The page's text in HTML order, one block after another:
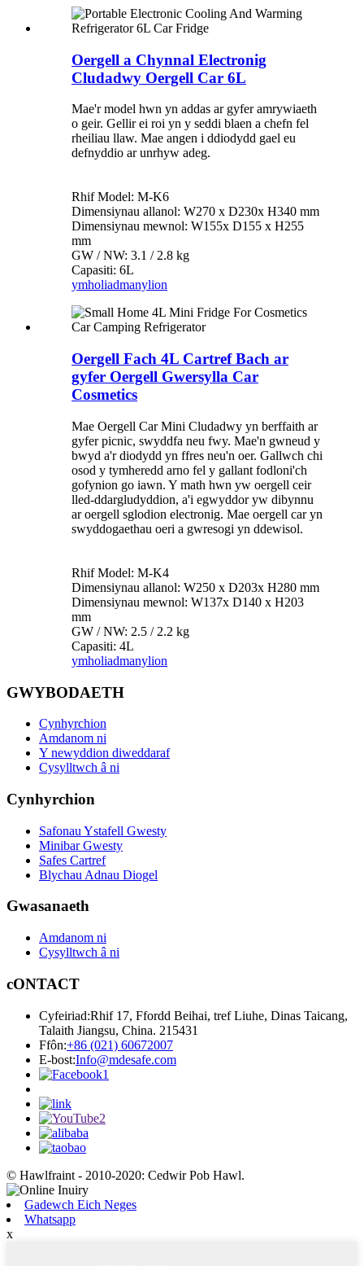
Oergell a Chynnal Electronig
Cludadwy Oergell Car 6L
Mae'r model hwn yn addas ar gyfer amrywiaeth
o geir. Gellir ei roi yn y seddi blaen a chefn fel
rheiliau llaw. Mae angen i ddiodydd gael eu
defnyddio ar unrhyw adeg.
Rhif Model: M-K6
Dimensiynau allanol: W270 x D230x H340 mm
Dimensiynau mewnol: W155x D155 x H255
mm
GW / NW: 3.1 / 2.8 kg
Capasiti: 6L
ymholiadmanylion
Oergell Fach 4L Cartref Bach ar
gyfer Oergell Gwersylla Car
Cosmetics
Mae Oergell Car Mini Cludadwy yn berffaith ar
gyfer picnic, swyddfa neu fwy. Mae'n gwneud y
bwyd a'r diodydd yn ffres neu'n oer. Gallwch chi
osod y tymheredd arno fel y gallant fodloni'ch
gofynion go iawn. Y math hwn yw oergell ceir
lled-ddargludyddion, a'i egwyddor yw dibynnu
ar oergell sglodion electronig. Mae oergell car yn
swyddogaethau oeri a gwresogi yn ddewisol.
Rhif Model: M-K4
Dimensiynau allanol: W250 x D203x H280 mm
Dimensiynau mewnol: W137x D140 x H203
mm
GW / NW: 2.5 / 2.2 kg
Capasiti: 4L
ymholiadmanylion
GWYBODAETH
Cynhyrchion
Amdanom ni
Y newyddion diweddaraf
Cysylltwch â ni
Cynhyrchion
Safonau Ystafell Gwesty
Minibar Gwesty
Safes Cartref
Blychau Adnau Diogel
Gwasanaeth
Amdanom ni
Cysylltwch â ni
cONTACT
Cyfeiriad:Rhif 17, Ffordd Beihai, tref Liuhe, Dinas Taicang,
Talaith Jiangsu, China. 215431
Ffôn:+86 (021) 60672007
E-bost:Info@mdesafe.com
© Hawlfraint - 2010-2020: Cedwir Pob Hawl.
Gadewch Eich Neges
Whatsapp
x